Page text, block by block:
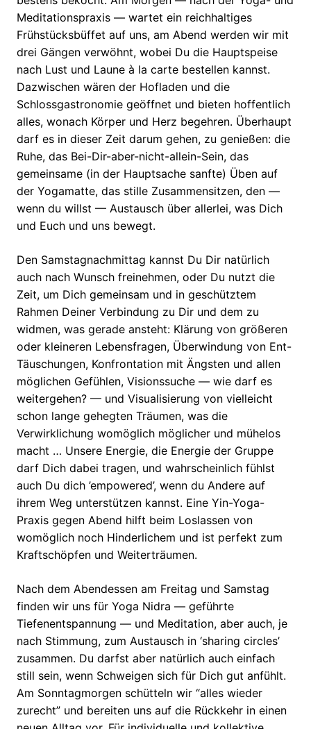
Meditationspraxis — wartet ein reichhaltiges
Frühstücksbüffet auf uns, am Abend werden wir mit
drei Gängen verwöhnt, wobei Du die Hauptspeise
nach Lust und Laune à la carte bestellen kannst.
Dazwischen wären der Hofladen und die
Schlossgastronomie geöffnet und bieten hoffentlich
alles, wonach Körper und Herz begehren. Überhaupt
darf es in dieser Zeit darum gehen, zu genießen: die
Ruhe, das Bei-Dir-aber-nicht-allein-Sein, das
gemeinsame (in der Hauptsache sanfte) Üben auf
der Yogamatte, das stille Zusammensitzen, den —
wenn du willst — Austausch über allerlei, was Dich
und Euch und uns bewegt.
Den Samstagnachmittag kannst Du Dir natürlich
auch nach Wunsch freinehmen, oder Du nutzt die
Zeit, um Dich gemeinsam und in geschütztem
Rahmen Deiner Verbindung zu Dir und dem zu
widmen, was gerade ansteht: Klärung von größeren
oder kleineren Lebensfragen, Überwindung von Ent-
Täuschungen, Konfrontation mit Ängsten und allen
möglichen Gefühlen, Visionssuche — wie darf es
weitergehen? — und Visualisierung von vielleicht
schon lange gehegten Träumen, was die
Verwirklichung womöglich möglicher und mühelos
macht … Unsere Energie, die Energie der Gruppe
darf Dich dabei tragen, und wahrscheinlich fühlst
auch Du dich ’empowered’, wenn du Andere auf
ihrem Weg unterstützen kannst. Eine Yin-Yoga-
Praxis gegen Abend hilft beim Loslassen von
womöglich noch Hinderlichem und ist perfekt zum
Kraftschöpfen und Weiterträumen.
Nach dem Abendessen am Freitag und Samstag
finden wir uns für Yoga Nidra — geführte
Tiefenentspannung — und Meditation, aber auch, je
nach Stimmung, zum Austausch in ‘sharing circles’
zusammen. Du darfst aber natürlich auch einfach
still sein, wenn Schweigen sich für Dich gut anfühlt.
Am Sonntagmorgen schütteln wir “alles wieder
zurecht” und bereiten uns auf die Rückkehr in einen